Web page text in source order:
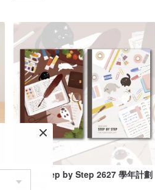
迪夢奇 Step by Step 2627 學年計劃
兩款可選